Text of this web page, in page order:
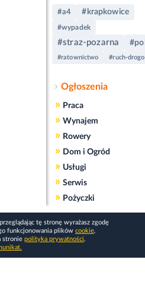
#a4 #krapkowice
#wypadek
#straz-pozarna
#ratownictwo #ruch-
Ogłoszenia
» Praca
» Wynajem
» Rowery
» Dom i Ogród
» Usługi
» Serwis
» Pożyczki
tę stronę wyrażasz zgodę
funkcjonowania plików cookie.
stronie polityka prywatności.